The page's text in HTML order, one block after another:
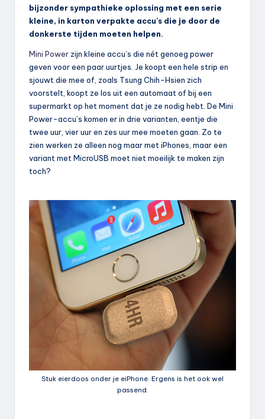
bijzonder sympathieke oplossing met een serie
kleine, in karton verpakte accu’s die je door de
donkerste tijden moeten helpen.
Mini Power zijn kleine accu’s die nét genoeg power
geven voor een paar uurtjes. Je koopt een hele strip en
sjouwt die mee of, zoals Tsung Chih-Hsien zich
voorstelt, koopt ze los uit een automaat of bij een
supermarkt op het moment dat je ze nodig hebt. De Mini
Power-accu’s komen er in drie varianten, eentje die
twee uur, vier uur en zes uur mee moeten gaan. Zo te
zien werken ze alleen nog maar met iPhones, maar een
variant met MicroUSB moet niet moeilijk te maken zijn
toch?
Stuk eierdoos onder je eiPhone. Ergens is het ook wel
passend.